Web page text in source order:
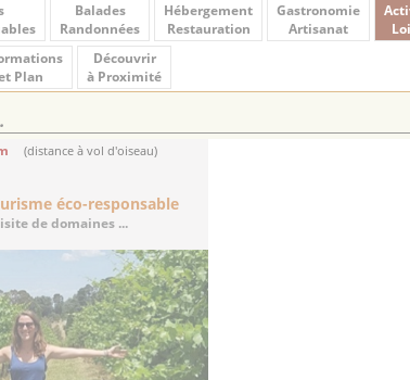
Balades
Randonnées
Hébergement
Restauration
Gastronomie
Artisanat
Plan
Découvrir
à Proximité
(distance à vol d'oiseau)
éco-responsable
de domaines ...